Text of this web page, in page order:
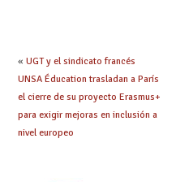
la mayor agilidad
posible
« UGT y el sindicato francés
UNSA Éducation trasladan a París
el cierre de su proyecto Erasmus+
para exigir mejoras en inclusión a
nivel europeo